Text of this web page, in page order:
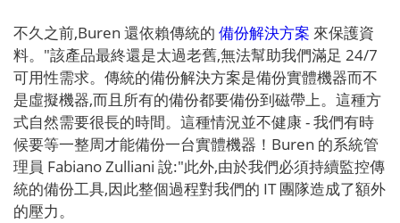
不久之前,Buren 還依賴傳統的 備份解決方案 來保護資
料。"該產品最終還是太過老舊,無法幫助我們滿足 24/7
可用性需求。傳統的備份解決方案是備份實體機器而不
是虛擬機器,而且所有的備份都要備份到磁帶上。這種方
式自然需要很長的時間。這種情況並不健康 - 我們有時
候要等一整周才能備份一台實體機器！Buren 的系統管
理員 Fabiano Zulliani 說:"此外,由於我們必須持續監控傳
統的備份工具,因此整個過程對我們的 IT 團隊造成了額外
的壓力。